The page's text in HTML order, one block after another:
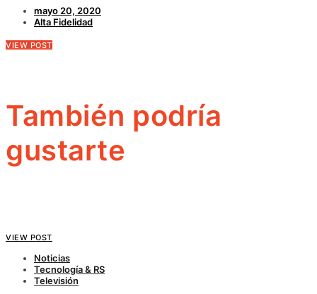
mayo 20, 2020
Alta Fidelidad
VIEW POST
También podría
gustarte
VIEW POST
Noticias
Tecnología & RS
Televisión